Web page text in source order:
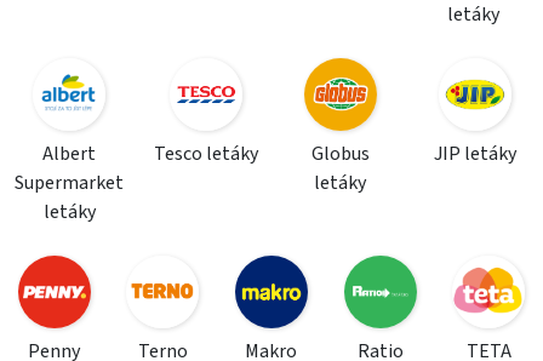
letáky
Albert
Supermarket
letáky
Tesco letáky
Globus
letáky
JIP letáky
Penny
Terno
Makro
Ratio
TETA